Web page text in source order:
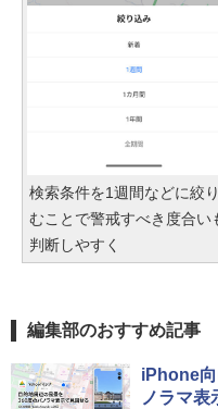
検索条件を1週間などに絞
むことで警戒すべき度合い
判断しやすく
編集部のおすすめ記事
iPhone
ノラマ